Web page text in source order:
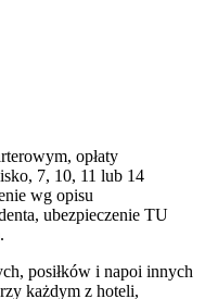
opłaty
7, 10, 11 lub 14
wg opisu
ubezpieczenie TU
posiłków i napoi innych
każdym z hoteli,